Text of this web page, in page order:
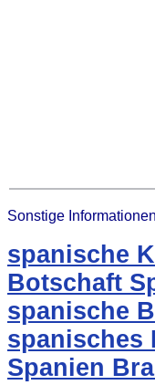
Sonstige
spanische
Botschaft
spanische
spanisches
Spanien